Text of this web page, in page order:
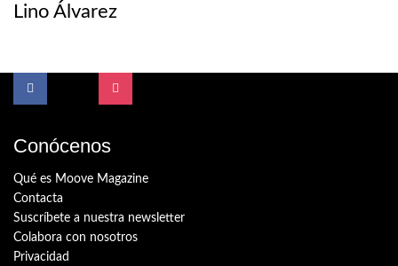
Lino Álvarez
Conócenos
Qué es Moove Magazine
Contacta
Suscríbete a nuestra newsletter
Colabora con nosotros
Privacidad